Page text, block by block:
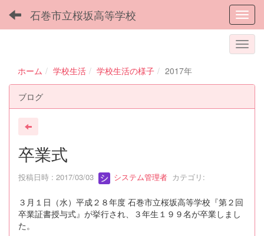
石巻市立桜坂高等学校
ホーム 学校生活 学校生活の様子 2017年
ブログ
卒業式
投稿日時 : 2017/03/03 システム管理者 カテゴリ:
３月１日（水）平成２８年度 石巻市立桜坂高等学校『第２回
卒業証書授与式』が挙行され、３年生１９９名が卒業しまし
た。